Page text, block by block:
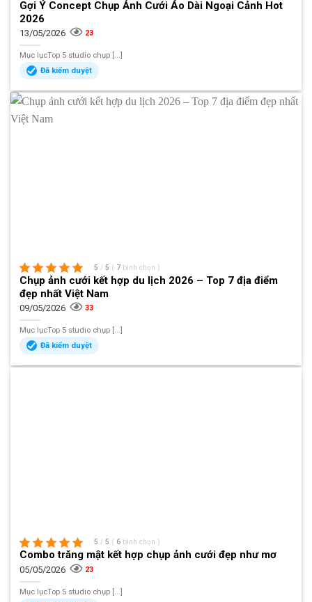
Gợi Ý Concept Chụp Ảnh Cưới Áo Dài Ngoại Cảnh Hot
2026
13/05/2026 23
Mục lụcTop 5 studio chụp [...]
Đã kiểm duyệt
5 / 5 ( 7 bình chọn )
Chụp ảnh cưới kết hợp du lịch 2026 – Top 7 địa điểm
đẹp nhất Việt Nam
09/05/2026 33
Mục lụcTop 5 studio chụp [...]
Đã kiểm duyệt
5 / 5 ( 6 bình chọn )
Combo trăng mật kết hợp chụp ảnh cưới đẹp như mơ
05/05/2026 23
Mục lụcTop 5 studio chụp [...]